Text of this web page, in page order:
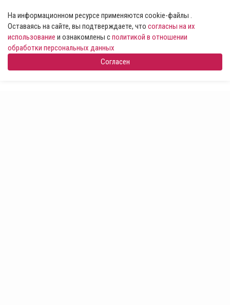
На информационном ресурсе применяются cookie-файлы .
Оставаясь на сайте, вы подтверждаете, что согласны на их
использование и ознакомлены сполитикой в отношении
обработки персональных данных
Согласен